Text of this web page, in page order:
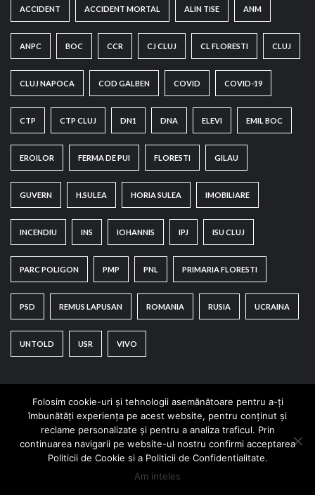
ACCIDENT ACCIDENT MORTAL ALIN TISE ANM
ANPC BOC CCR CJ CLUJ CL FLORESTI CLUJ
CLUJ NAPOCA COD GALBEN COVID COVID-19
CTP CTP CLUJ DN1 DNA ELEVI EMIL BOC
EROILOR FERMA DE PUI FLORESTI GILAU
GUVERN H.SULEA HORIA SULEA IMOBILIARE
INCENDIU INS IOHANNIS IPJ ISU CLUJ
PARC POLIGON PMP PNL PRIMARIA FLORESTI
PSD REMUS LAPUSAN ROMANIA RUSIA UCRAINA
UNTOLD USR VIVO
Copyright © All rights reserved.|CoverNewsby AF
themes.
Folosim cookie-uri și tehnologii asemănătoare pentru a-ți
îmbunătăți experiența pe acest website, pentru conținut și
reclame personalizate și pentru a analiza traficul. Prin
continuarea navigarii pe website-ul nostru confirmi acceptarea
Politicii de Cookie si a Politicii de Confidentialitate.
Am inteles